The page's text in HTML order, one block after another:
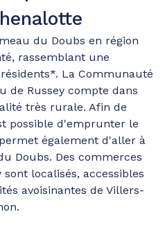
du Doubs en région
rassemblant une
La Communauté
de Russey compte dans
très rurale. Afin de
possible d'emprunter le
également d'aller à
Doubs. Des commerces
localisés, accessibles
avoisinantes de Villers-